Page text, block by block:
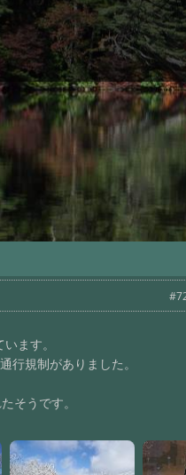
ます。
行規制がありました。
そうです。